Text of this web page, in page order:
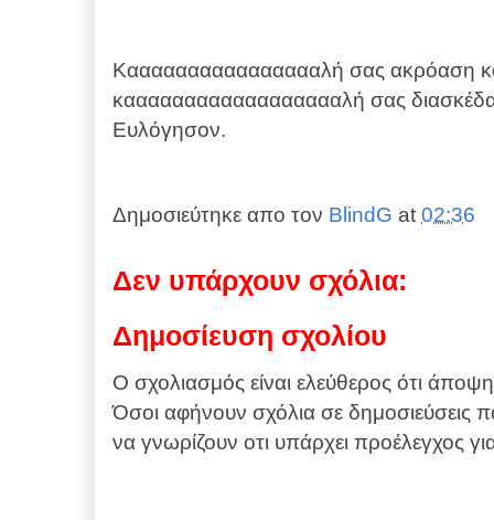
Κααααααααααααααααλή σας ακρόαση
κααααααααααααααααααλή σας
Ευλόγησον.
Δημοσιεύτηκε απο τον BlindG at 02:36
Δεν υπάρχουν σχόλια:
Δημοσίευση σχολίου
Ο σχολιασμός είναι ελεύθερος ότι άποψη
Όσοι αφήνουν σχόλια σε δημοσιεύσεις
να γνωρίζουν οτι υπάρχει προέλεγχος